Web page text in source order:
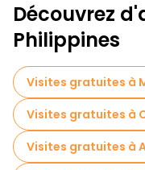
Découvrez
Philippines
Visites gratuites à
Visites gratuites à
Visites gratuites à